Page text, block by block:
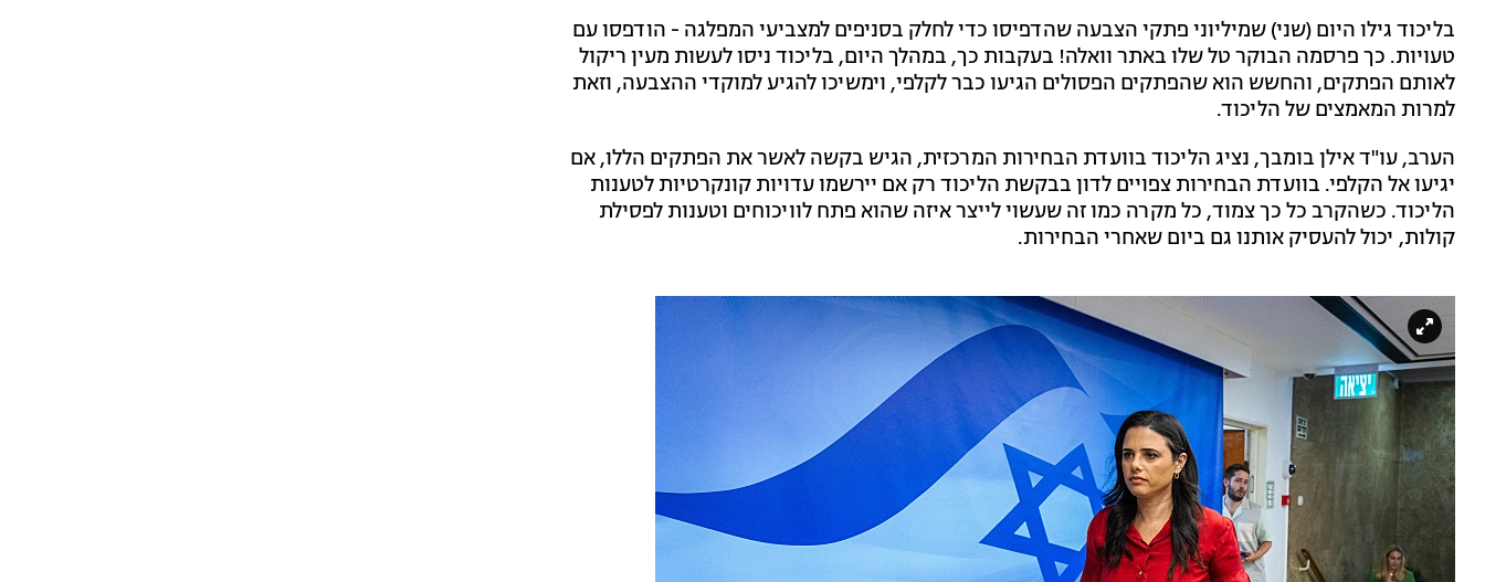
בליכוד גילו היום (שני) שמיליוני פתקי הצבעה שהדפיסו כדי לחלק בסניפים למצביעי המפלגה - הודפסו עם
טעויות. כך פרסמה הבוקר טל שלו באתר וואלה! בעקבות כך, במהלך היום, בליכוד ניסו לעשות מעין ריקול
לאותם הפתקים, והחשש הוא שהפתקים הפסולים הגיעו כבר לקלפי, וימשיכו להגיע למוקדי ההצבעה, וזאת
למרות המאמצים של הליכוד.
הערב, עו"ד אילן בומבך, נציג הליכוד בוועדת הבחירות המרכזית, הגיש בקשה לאשר את הפתקים הללו, אם
יגיעו אל הקלפי. בוועדת הבחירות צפויים לדון בבקשת הליכוד רק אם יירשמו עדויות קונקרטיות לטענות
הליכוד. כשהקרב כל כך צמוד, כל מקרה כמו זה שעשוי לייצר איזה שהוא פתח לוויכוחים וטענות לפסילת
קולות, יכול להעסיק אותנו גם ביום שאחרי הבחירות.